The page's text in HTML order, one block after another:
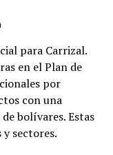
para Carrizal.
en el Plan de
por
con una
bolívares. Estas
sectores.